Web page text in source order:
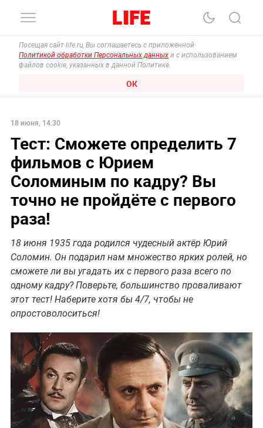
Посещая сайт life.ru, Вы соглашаетесь с приложенной
Политикой обработки Персональных данных и с использованием
файлов cookie, указанных в данной Политике.
ОК
18 июня, 14:30
Тест: Сможете определить 7
фильмов с Юрием
Соломиным по кадру? Вы
точно не пройдёте с первого
раза!
18 июня 1935 года родился чудесный актёр Юрий
Соломин. Он подарил нам множество ярких ролей, но
сможете ли вы угадать их с первого раза всего по
одному кадру? Поверьте, большинство проваливают
этот тест! Наберите хотя бы 4/7, чтобы не
опростоволоситься!